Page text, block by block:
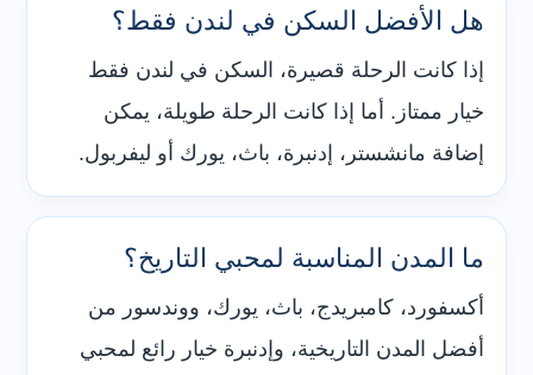
هل الأفضل السكن في لندن فقط؟
إذا كانت الرحلة قصيرة، السكن في لندن فقط
خيار ممتاز. أما إذا كانت الرحلة طويلة، يمكن
إضافة مانشستر، إدنبرة، باث، يورك أو ليفربول.
ما المدن المناسبة لمحبي التاريخ؟
أكسفورد، كامبريدج، باث، يورك، ووندسور من
أفضل المدن التاريخية، وإدنبرة خيار رائع لمحبي